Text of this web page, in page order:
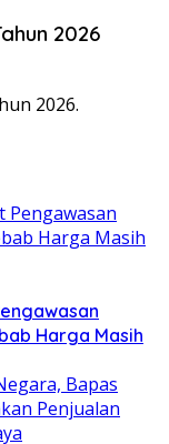
2026
2026.
Harga Masih